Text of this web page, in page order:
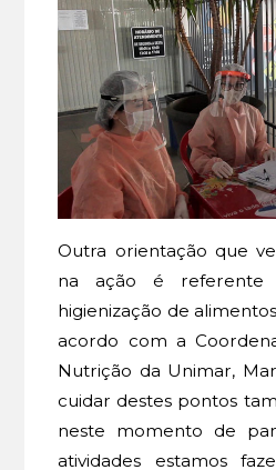
Outra orientação que
na ação é referente
higienização de
acordo com a
Nutrição da Unimar,
cuidar destes pontos
neste momento de
atividades estamos